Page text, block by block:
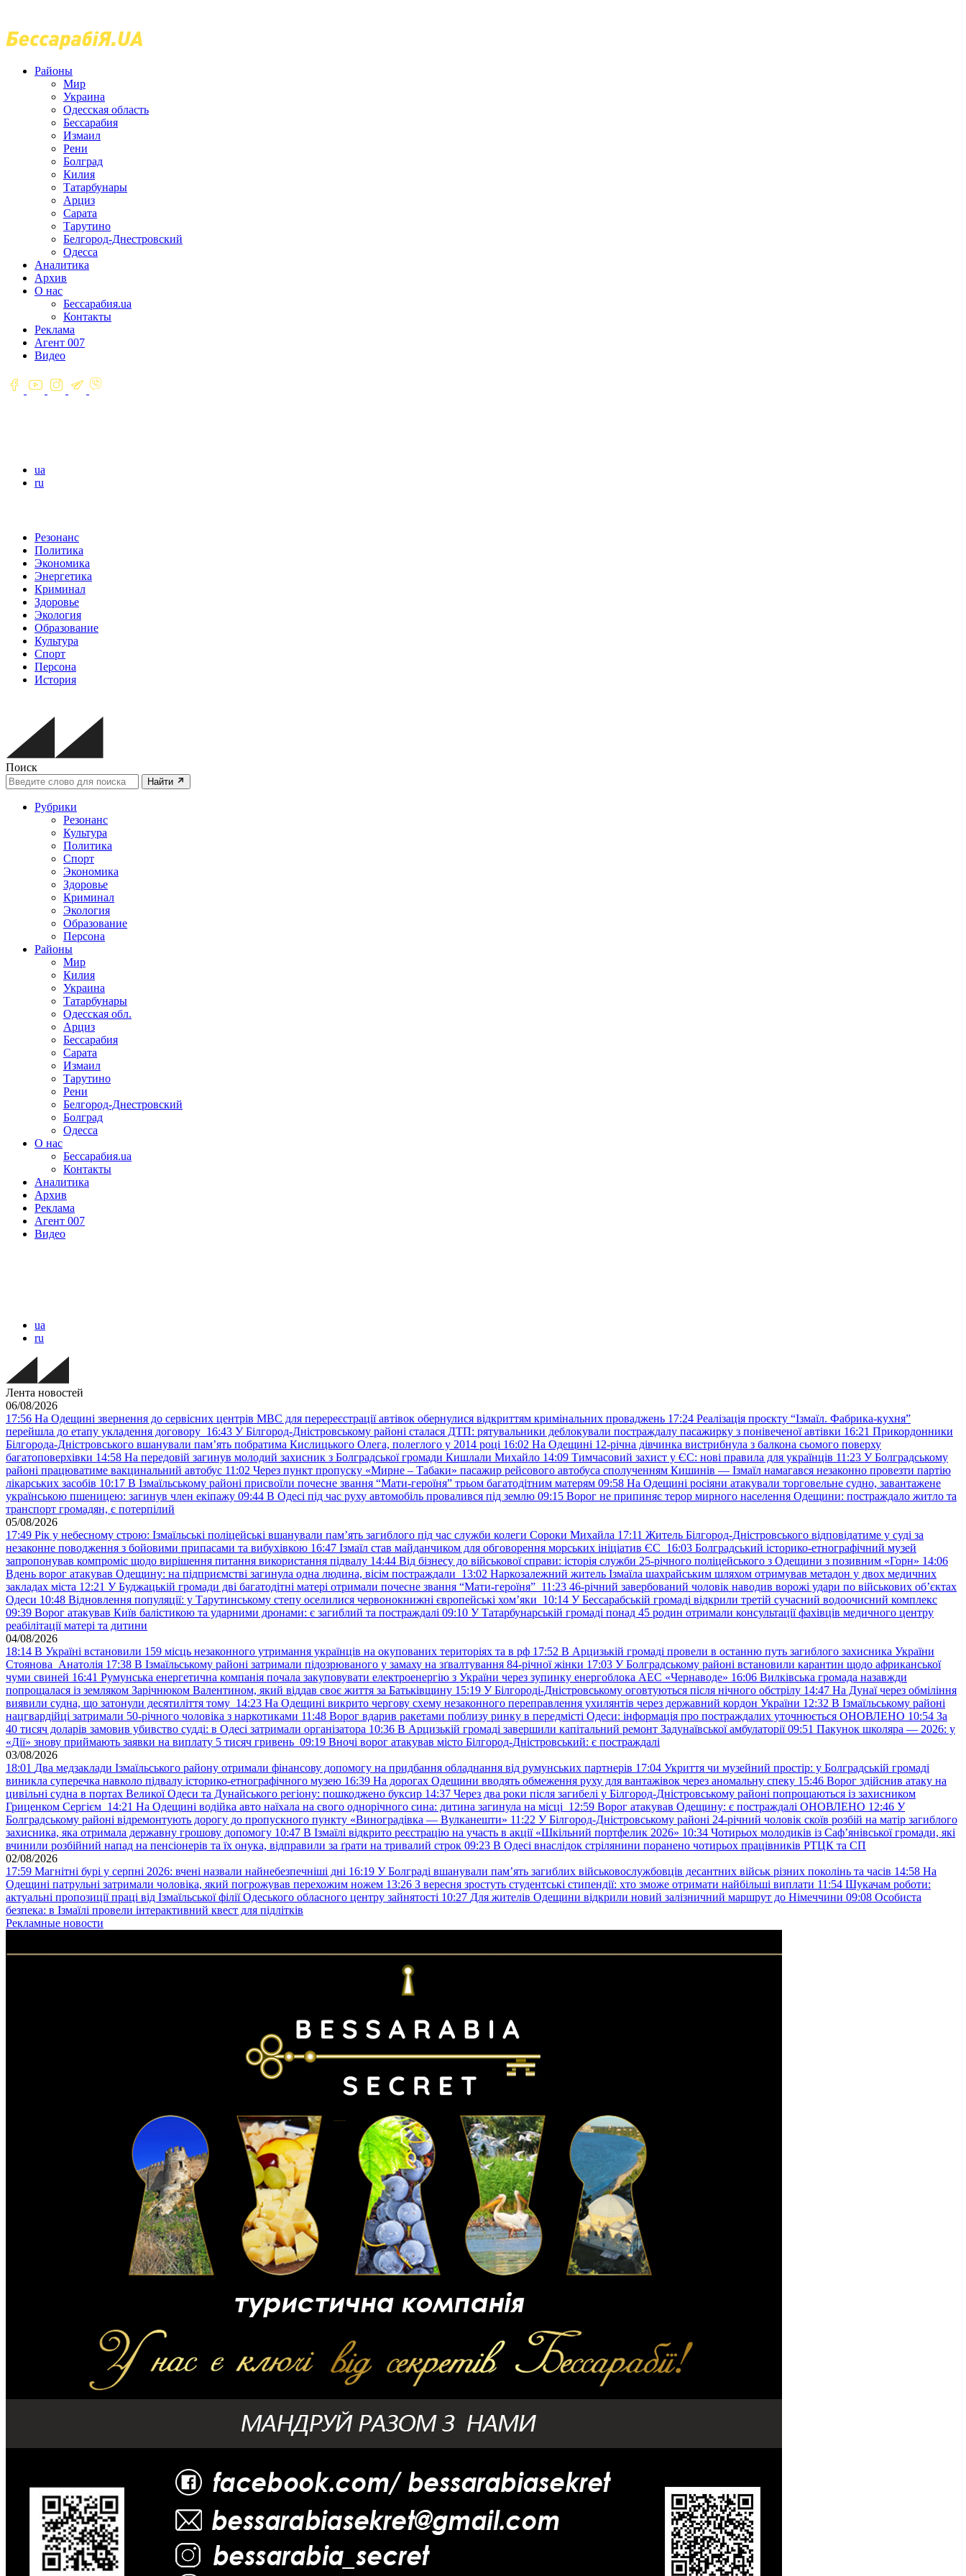
Районы
Мир
Украина
Одесская область
Бессарабия
Измаил
Рени
Болград
Килия
Татарбунары
Арциз
Сарата
Тарутино
Белгород-Днестровский
Одесса
Аналитика
Архив
О нас
Бессарабия.ua
Контакты
Реклама
Агент 007
Видео
ua
ru
Резонанс
Политика
Экономика
Энергетика
Криминал
Здоровье
Экология
Образование
Культура
Спорт
Персона
История
Поиск
Найти
Рубрики
Резонанс
Культура
Политика
Спорт
Экономика
Здоровье
Криминал
Экология
Образование
Персона
Районы
Мир
Килия
Украина
Татарбунары
Одесская обл.
Арциз
Бессарабия
Сарата
Измаил
Тарутино
Рени
Белгород-Днестровский
Болград
Одесса
О нас
Бессарабия.ua
Контакты
Аналитика
Архив
Реклама
Агент 007
Видео
ua
ru
Лента новостей
06/08/2026
17:56 На Одещині звернення до сервісних центрів МВС для перереєстрації автівок обернулися відкриттям кримінальних проваджень 17:24 Реалізація проєкту “Ізмаїл. Фабрика-кухня”
перейшла до етапу укладення договору 16:43 У Білгород-Дністровському районі сталася ДТП: рятувальники деблокували постраждалу пасажирку з понівеченої автівки 16:21 Прикордонники
Білгорода-Дністровського вшанували пам’ять побратима Кислицького Олега, полеглого у 2014 році 16:02 На Одещині 12-річна дівчинка вистрибнула з балкона сьомого поверху
багатоповерхівки 14:58 На передовій загинув молодий захисник з Болградської громади Кишлали Михайло 14:09 Тимчасовий захист у ЄС: нові правила для українців 11:23 У Болградському
районі працюватиме вакцинальний автобус 11:02 Через пункт пропуску «Мирне – Табаки» пасажир рейсового автобуса сполученням Кишинів — Ізмаїл намагався незаконно провезти партію
лікарських засобів 10:17 В Ізмаїльському районі присвоїли почесне звання “Мати-героїня” трьом багатодітним матерям 09:58 На Одещині росіяни атакували торговельне судно, завантажене
українською пшеницею: загинув член екіпажу 09:44 В Одесі під час руху автомобіль провалився під землю 09:15 Ворог не припиняє терор мирного населення Одещини: постраждало житло та
транспорт громадян, є потерпілий
05/08/2026
17:49 Рік у небесному строю: Ізмаїльські поліцейські вшанували пам’ять загиблого під час служби колеги Сороки Михайла 17:11 Житель Білгород-Дністровського відповідатиме у суді за
незаконне поводження з бойовими припасами та вибухівкою 16:47 Ізмаїл став майданчиком для обговорення морських ініціатив ЄС 16:03 Болградський історико-етнографічний музей
запропонував компроміс щодо вирішення питання використання підвалу 14:44 Від бізнесу до військової справи: історія служби 25-річного поліцейського з Одещини з позивним «Горн» 14:06
Вдень ворог атакував Одещину: на підприємстві загинула одна людина, вісім постраждали 13:02 Наркозалежний житель Ізмаїла шахрайським шляхом отримував метадон у двох медичних
закладах міста 12:21 У Буджацькій громади дві багатодітні матері отримали почесне звання “Мати-героїня” 11:23 46-річний завербований чоловік наводив ворожі удари по військових обʼєктах
Одеси 10:48 Відновлення популяції: у Тарутинському степу оселилися червонокнижні європейські хом’яки 10:14 У Бессарабській громаді відкрили третій сучасний водоочисний комплекс
09:39 Ворог атакував Київ балістикою та ударними дронами: є загиблий та постраждалі 09:10 У Татарбунарській громаді понад 45 родин отримали консультації фахівців медичного центру
реабілітації матері та дитини
04/08/2026
18:14 В Україні встановили 159 місць незаконного утримання українців на окупованих територіях та в рф 17:52 В Арцизькій громаді провели в останню путь загиблого захисника України
Стоянова Анатолія 17:38 В Ізмаїльському районі затримали підозрюваного у замаху на зґвалтування 84-річної жінки 17:03 У Болградському районі встановили карантин щодо африканської
чуми свиней 16:41 Румунська енергетична компанія почала закуповувати електроенергію з України через зупинку енергоблока АЕС «Чернаводе» 16:06 Вилківська громада назавжди
попрощалася із земляком Зарічнюком Валентином, який віддав своє життя за Батьківщину 15:19 У Білгороді-Дністровському оговтуються після нічного обстрілу 14:47 На Дунаї через обміління
виявили судна, що затонули десятиліття тому 14:23 На Одещині викрито чергову схему незаконного переправлення ухилянтів через державний кордон України 12:32 В Ізмаїльському районі
нацгвардійці затримали 50-річного чоловіка з наркотиками 11:48 Ворог вдарив ракетами поблизу ринку в передмісті Одеси: інформація про постраждалих уточнюється ОНОВЛЕНО 10:54 За
40 тисяч доларів замовив убивство судді: в Одесі затримали організатора 10:36 В Арцизькій громаді завершили капітальний ремонт Задунаївської амбулаторії 09:51 Пакунок школяра — 2026: у
«Дії» знову приймають заявки на виплату 5 тисяч гривень 09:19 Вночі ворог атакував місто Білгород-Дністровський: є постраждалі
03/08/2026
18:01 Два медзаклади Ізмаїльського району отримали фінансову допомогу на придбання обладнання від румунських партнерів 17:04 Укриття чи музейний простір: у Болградській громаді
виникла суперечка навколо підвалу історико-етнографічного музею 16:39 На дорогах Одещини вводять обмеження руху для вантажівок через аномальну спеку 15:46 Ворог здійснив атаку на
цивільні судна в портах Великої Одеси та Дунайського регіону: пошкоджено буксир 14:37 Через два роки після загибелі у Білгород-Дністровському районі попрощаються із захисником
Гриценком Сергієм 14:21 На Одещині водійка авто наїхала на свого однорічного сина: дитина загинула на місці 12:59 Ворог атакував Одещину: є постраждалі ОНОВЛЕНО 12:46 У
Болградському районі відремонтують дорогу до пропускного пункту «Виноградівка — Вулканешти» 11:22 У Білгород-Дністровському районі 24-річний чоловік скоїв розбій на матір загиблого
захисника, яка отримала державну грошову допомогу 10:47 В Ізмаїлі відкрито реєстрацію на участь в акції «Шкільний портфелик 2026» 10:34 Чотирьох молодиків із Саф’янівської громади, які
вчинили розбійний напад на пенсіонерів та їх онука, відправили за ґрати на тривалий строк 09:23 В Одесі внаслідок стрілянини поранено чотирьох працівників РТЦК та СП
02/08/2026
17:59 Магнітні бурі у серпні 2026: вчені назвали найнебезпечніші дні 16:19 У Болграді вшанували пам’ять загиблих військовослужбовців десантних військ різних поколінь та часів 14:58 На
Одещині патрульні затримали чоловіка, який погрожував перехожим ножем 13:26 З вересня зростуть студентські стипендії: хто зможе отримати найбільші виплати 11:54 Шукачам роботи:
актуальні пропозиції праці від Ізмаїльської філії Одеського обласного центру зайнятості 10:27 Для жителів Одещини відкрили новий залізничний маршрут до Німеччини 09:08 Особиста
безпека: в Ізмаїлі провели інтерактивний квест для підлітків
Рекламные новости